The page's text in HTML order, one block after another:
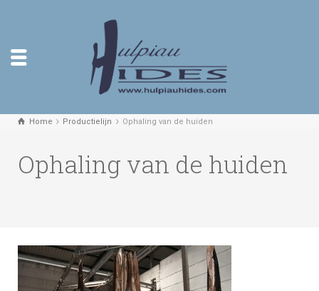
Home Productielijn Ophaling van de huiden
Ophaling van de huiden